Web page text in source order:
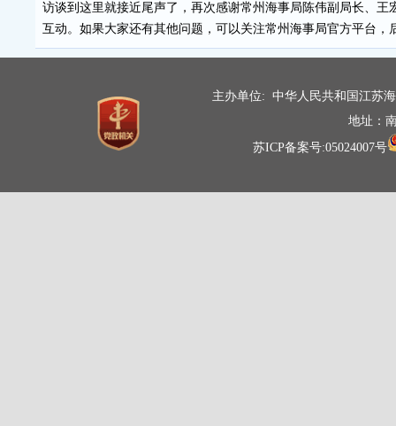
访谈到这里就接近尾声了，再次感谢常州海事局陈伟副局长、
互动。如果大家还有其他问题，可以关注常州海事局官方平台
主办单位: 中华人民共和国江苏
地址：
苏ICP备案号:05024007号